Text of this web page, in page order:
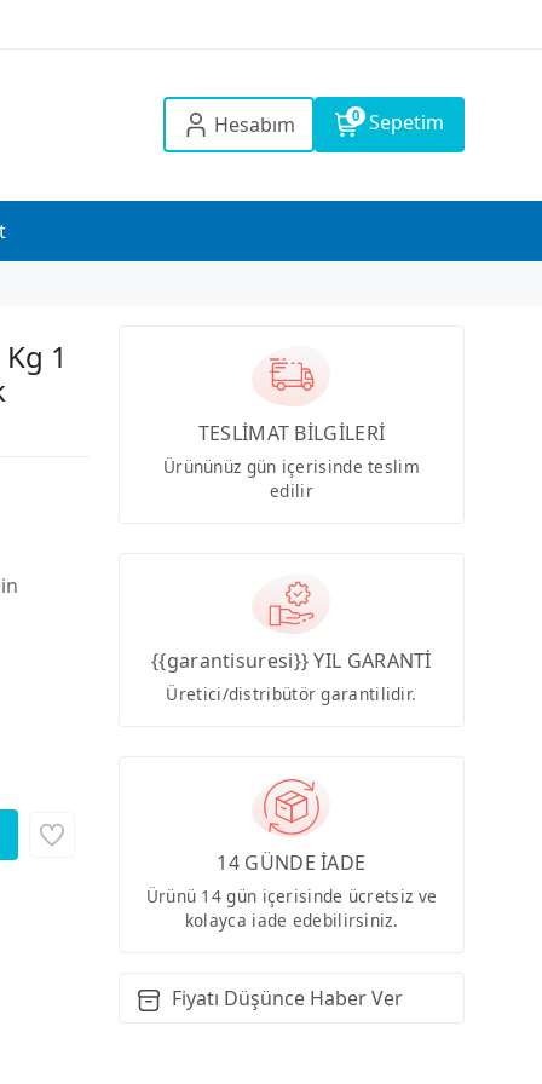
Hesabım 0 Sepetim
1
TESLİMAT BİLGİLERİ
Ürününüz gün içerisinde teslim
edilir
{{garantisuresi}} YIL GARANTİ
Üretici/distribütör garantilidir.
14 GÜNDE İADE
Ürünü 14 gün içerisinde ücretsiz ve
kolayca iade edebilirsiniz.
Fiyatı Düşünce Haber Ver